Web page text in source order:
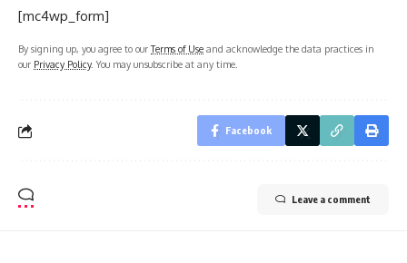
[mc4wp_form]
By signing up, you agree to ourTerms of Use and acknowledge the data practices in
our Privacy Policy. You may unsubscribe at any time.
Facebook
Leave a comment